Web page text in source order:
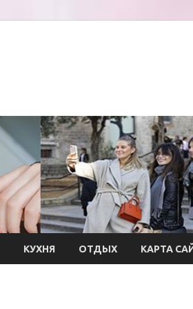
КУХНЯ ОТДЫХ КАРТА